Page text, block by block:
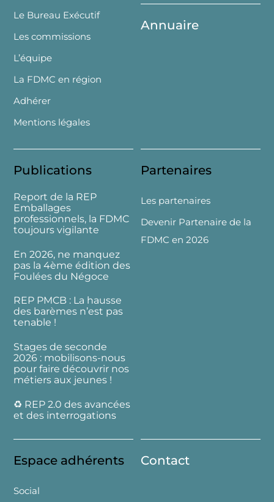
Le Bureau Exécutif
Les commissions
L’équipe
La FDMC en région
Adhérer
Mentions légales
Annuaire
Publications
Report de la REP
Emballages
professionnels, la FDMC
toujours vigilante
En 2026, ne manquez
pas la 4ème édition des
Foulées du Négoce
REP PMCB : La hausse
des barèmes n’est pas
tenable !
Stages de seconde
2026 : mobilisons-nous
pour faire découvrir nos
métiers aux jeunes !
♻️ REP 2.0 des avancées
et des interrogations
Partenaires
Les partenaires
Devenir Partenaire de la
FDMC en 2026
Espace adhérents
Social
Contact